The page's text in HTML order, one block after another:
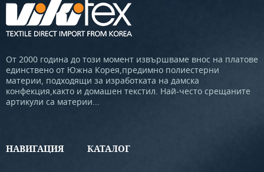
От 2000 година до този момент извършваме внос на платове
единствено от Южна Корея,предимно полиестерни
материи, подходящи за изработката на дамска
конфекция,както и домашен текстил. Най-често срещаните
артикули са материи...
НАВИГАЦИЯ КАТАЛОГ